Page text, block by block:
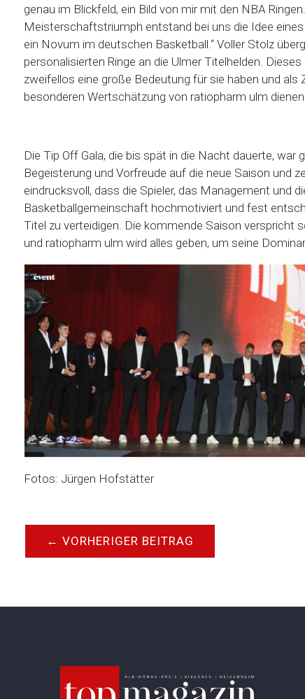
genau im Blickfeld, ein Bild von mir mit den NBA
Meisterschaftstriumph entstand bei uns die Idee eines
ein Novum im deutschen Basketball.“ Voller Stolz
personalisierten Ringe an die Ulmer Titelhelden.
zweifellos eine große Bedeutung für sie haben und als
besonderen Wertschätzung von ratiopharm ulm
Die Tip Off Gala, die bis spät in die Nacht dauerte, war
Begeisterung und Vorfreude auf die neue Saison und
eindrucksvoll, dass die Spieler, das Management und
Basketballgemeinschaft hochmotiviert und fest
Titel zu verteidigen. Die kommende Saison verspricht
und ratiopharm ulm wird alles geben, um seine
Fotos: Jürgen Hofstätter
← VORHERIGER BEITRAG